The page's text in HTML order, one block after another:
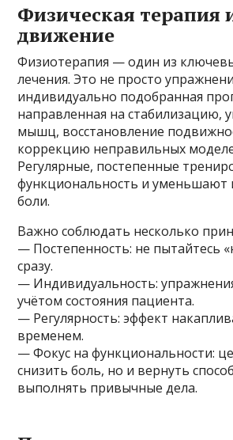
Физическая терапия
движение
Физиотерапия — один из
лечения. Это не просто
индивидуально подобранная
направленная на стабилизацию,
мышц, восстановление
коррекцию неправильных
Регулярные, постепенные
функциональность и уменьшают
боли.
Важно соблюдать несколько
— Постепенность: не пытайтесь
сразу.
— Индивидуальность:
учётом состояния пациента.
— Регулярность: эффект
временем.
— Фокус на функциональности:
снизить боль, но и вернуть
выполнять привычные дела.